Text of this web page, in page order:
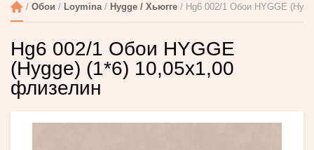
/ Обои / Loymina / Hygge / Хьюгге / Hg6 002/1 Обои HYGGE
Hg6 002/1 Обои HYGGE
(Hygge) (1*6) 10,05x1,00
флизелин